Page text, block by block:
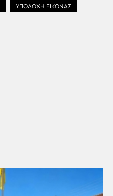
ΥΠΟΔΟΧΉ ΕΙΚΌΝΑΣ